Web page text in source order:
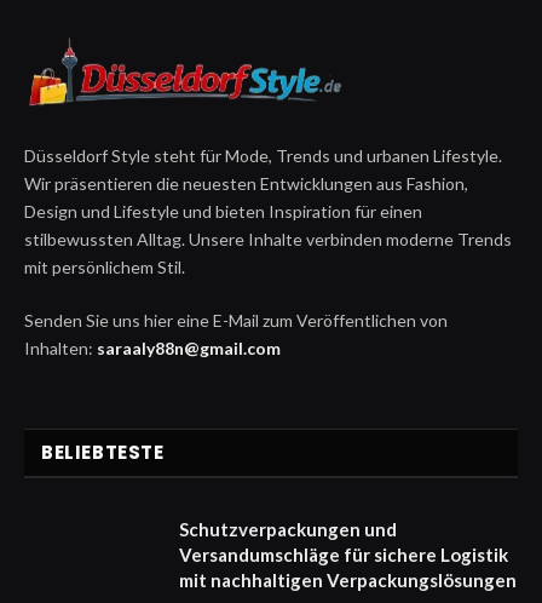
Düsseldorf Style steht für Mode, Trends und urbanen Lifestyle.
Wir präsentieren die neuesten Entwicklungen aus Fashion,
Design und Lifestyle und bieten Inspiration für einen
stilbewussten Alltag. Unsere Inhalte verbinden moderne Trends
mit persönlichem Stil.
Senden Sie uns hier eine E-Mail zum Veröffentlichen von
Inhalten: saraaly88n@gmail.com
BELIEBTESTE
Schutzverpackungen und
Versandumschläge für sichere Logistik
mit nachhaltigen Verpackungslösungen